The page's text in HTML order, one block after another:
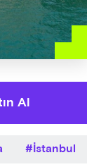
Al
İstanbul